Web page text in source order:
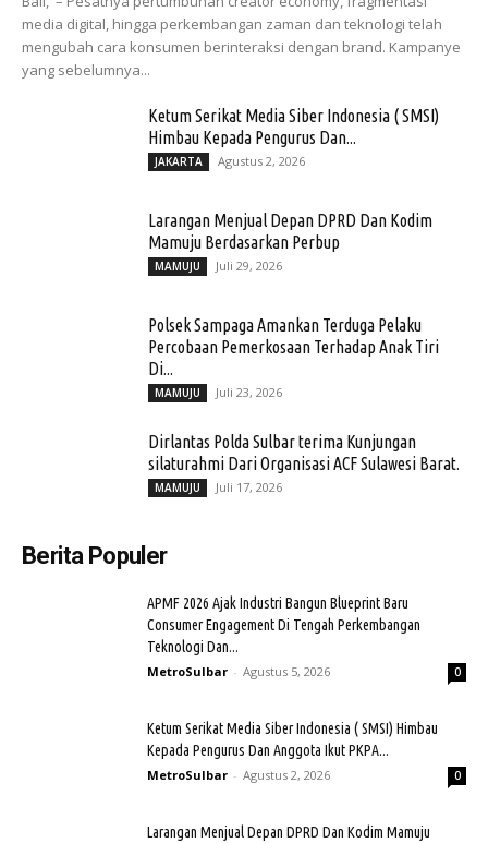
media digital, hingga perkembangan zaman dan teknologi telah
mengubah cara konsumen berinteraksi dengan brand. Kampanye
yang sebelumnya...
Ketum Serikat Media Siber Indonesia ( SMSI)
Himbau Kepada Pengurus Dan...
JAKARTA Agustus 2, 2026
Larangan Menjual Depan DPRD Dan Kodim
Mamuju Berdasarkan Perbup
MAMUJU Juli 29, 2026
Polsek Sampaga Amankan Terduga Pelaku
Percobaan Pemerkosaan Terhadap Anak Tiri
Di...
MAMUJU Juli 23, 2026
Dirlantas Polda Sulbar terima Kunjungan
silaturahmi Dari Organisasi ACF Sulawesi Barat.
MAMUJU Juli 17, 2026
Berita Populer
APMF 2026 Ajak Industri Bangun Blueprint Baru
Consumer Engagement Di Tengah Perkembangan
Teknologi Dan...
MetroSulbar - Agustus 5, 2026 0
Ketum Serikat Media Siber Indonesia ( SMSI) Himbau
Kepada Pengurus Dan Anggota Ikut PKPA...
MetroSulbar - Agustus 2, 2026 0
Larangan Menjual Depan DPRD Dan Kodim Mamuju